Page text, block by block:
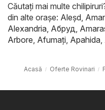
Căutați mai multe
din alte orașe: Aleşd
Alexandria Абруд
Arbore Afumaţi Apahida
Acasă Oferte Rovinari